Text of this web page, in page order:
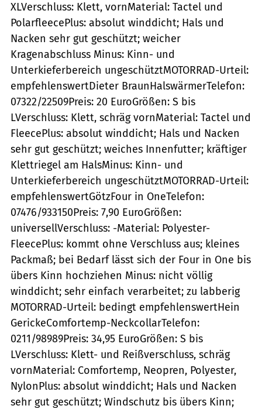
XLVerschluss: Klett, vornMaterial: Tactel und
PolarfleecePlus: absolut winddicht; Hals und
Nacken sehr gut geschützt; weicher
Kragenabschluss Minus: Kinn- und
Unterkieferbereich ungeschütztMOTORRAD-Urteil:
empfehlenswertDieter BraunHalswärmerTelefon:
07322/22509Preis: 20 EuroGrößen: S bis
LVerschluss: Klett, schräg vornMaterial: Tactel und
FleecePlus: absolut winddicht; Hals und Nacken
sehr gut geschützt; weiches Innenfutter; kräftiger
Klettriegel am HalsMinus: Kinn- und
Unterkieferbereich ungeschütztMOTORRAD-Urteil:
empfehlenswertGötzFour in OneTelefon:
07476/933150Preis: 7,90 EuroGrößen:
universellVerschluss: -Material: Polyester-
FleecePlus: kommt ohne Verschluss aus; kleines
Packmaß; bei Bedarf lässt sich der Four in One bis
übers Kinn hochziehen Minus: nicht völlig
winddicht; sehr einfach verarbeitet; zu labberig
MOTORRAD-Urteil: bedingt empfehlenswertHein
GerickeComfortemp-NeckcollarTelefon:
0211/98989Preis: 34,95 EuroGrößen: S bis
LVerschluss: Klett- und Reißverschluss, schräg
vornMaterial: Comfortemp, Neopren, Polyester,
NylonPlus: absolut winddicht; Hals und Nacken
sehr gut geschützt; Windschutz bis übers Kinn;